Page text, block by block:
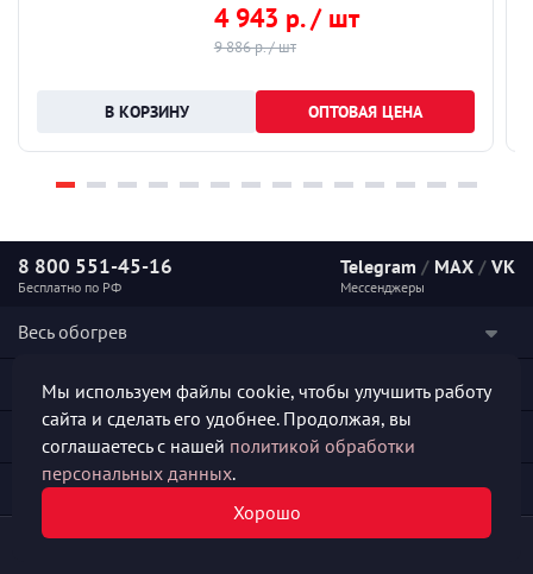
4 943 р. / шт
9 886 р. / шт
ОПТОВАЯ ЦЕНА
8 800 551-45-16
Бесплатно по РФ
Telegram / MAX / VK
Мессенджеры
Весь обогрев
Наши услуги
Полезная информация
Мы используем файлы cookie, чтобы улучшить работу
сайта и сделать его удобнее. Продолжая, вы
соглашаетесь с нашей политикой обработки
персональных данных.
Хорошо